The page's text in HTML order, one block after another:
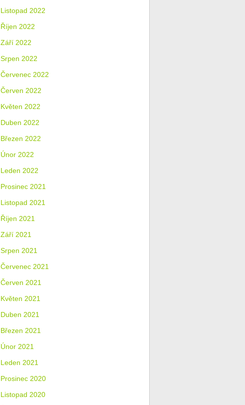
Listopad 2022
Říjen 2022
Září 2022
Srpen 2022
Červenec 2022
Červen 2022
Květen 2022
Duben 2022
Březen 2022
Únor 2022
Leden 2022
Prosinec 2021
Listopad 2021
Říjen 2021
Září 2021
Srpen 2021
Červenec 2021
Červen 2021
Květen 2021
Duben 2021
Březen 2021
Únor 2021
Leden 2021
Prosinec 2020
Listopad 2020